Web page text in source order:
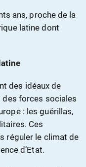
ans, proche de la
latine dont
des idéaux de
des forces sociales
: les guérillas,
Ces
réguler le climat de
d’Etat.